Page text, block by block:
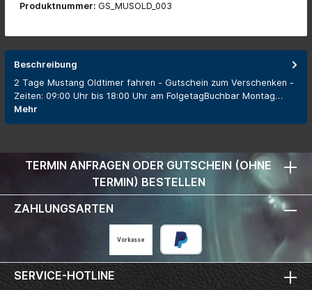
Produktnummer: GS_MUSOLD_003
Beschreibung
2 Tage Mustang Oldtimer fahren - Gutschein zum Verschenken -
Zeiten: 09:00 Uhr bis 18:00 Uhr am FolgetagBuchbar Montag…
Mehr
TERMIN ANFRAGEN ODER GUTSCHEIN (OHNE
TERMIN) BESTELLEN
ZAHLUNGSARTEN
Vorkasse
SERVICE-HOTLINE